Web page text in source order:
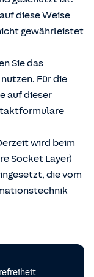
diese Weise
gewährleistet
Sie das
Für die
auf dieser
wird beim
Socket Layer)
die vom